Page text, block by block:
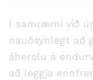
Í samræmi við
nauðsynlegt að
áherslu á
að leggja